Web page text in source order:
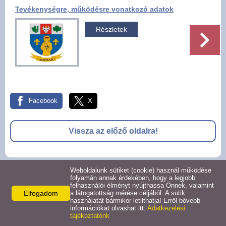
Pályázatok
Választási információk -
Felsőrajk
Alsórajk
Tevékenységre, működésre vonatkozó adatok
Részletek
Facebook X
Vissza az előző oldalra!
© 2026 -
Adatkezelési tájékoztató Oldal információk Impresszum
Elfogadom
Weboldalunk sütiket (cookie) használ működése
folyamán annak érdekében, hogy a legjobb
felhasználói élményt nyújthassa Önnek, valamint
a látogatottság mérése céljából. A sütik
használatát bármikor letilthatja! Erről bővebb
információkat olvashat itt: Adatkezelési
tájékoztatónk